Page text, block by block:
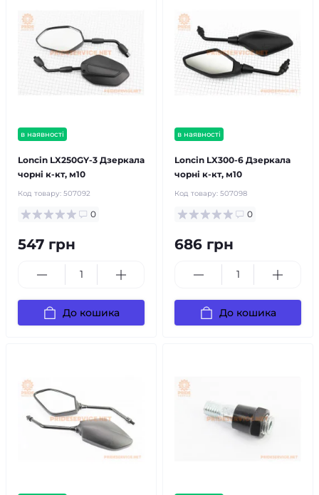
в наявності
Loncin LX250GY-3 Дзеркала
чорні к-кт, м10
Код товару: 507092
0
547 грн
До кошика
в наявності
Loncin LX300-6 Дзеркала
чорні к-кт, м10
Код товару: 507098
0
686 грн
До кошика